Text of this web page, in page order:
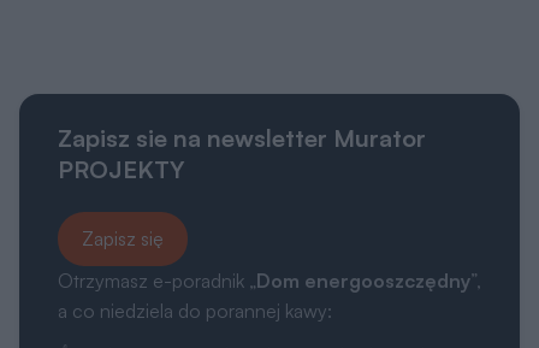
Zapisz sie na newsletter Murator
PROJEKTY
Zapisz się
Otrzymasz e-poradnik „Dom energooszczędny”,
a co niedziela do porannej kawy: